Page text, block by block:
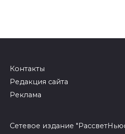
Контакты
Редакция сайта
Реклама
Сетевое издание